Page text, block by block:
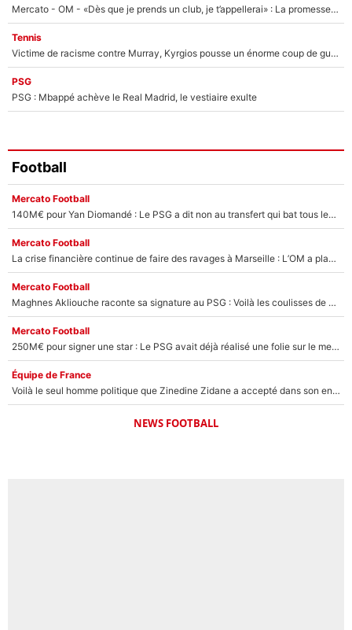
Mercato - OM - «Dès que je prends un club, je t’appellerai» : La promesse de Marcelino au moment de claquer la porte
Tennis
Victime de racisme contre Murray, Kyrgios pousse un énorme coup de gueule !
PSG
PSG : Mbappé achève le Real Madrid, le vestiaire exulte
Football
Mercato Football
140M€ pour Yan Diomandé : Le PSG a dit non au transfert qui bat tous les records sur le mercato
Mercato Football
La crise financière continue de faire des ravages à Marseille : L’OM a placé 12 joueurs sur le marché des transferts… et ça pourrait lui rapporter près de 100M€ !
Mercato Football
Maghnes Akliouche raconte sa signature au PSG : Voilà les coulisses de son transfert de rêve à 50M€
Mercato Football
250M€ pour signer une star : Le PSG avait déjà réalisé une folie sur le mercato bien avant Neymar !
Équipe de France
Voilà le seul homme politique que Zinedine Zidane a accepté dans son entourage : «Je garde un très bon souvenir de lui»
NEWS FOOTBALL